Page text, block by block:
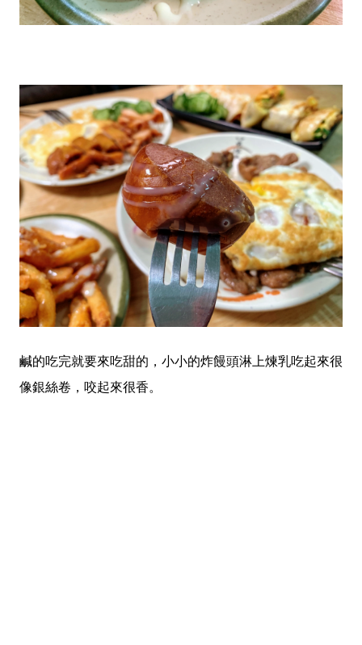
鹹的吃完就要來吃甜的，小小的炸饅頭淋上煉乳吃起來很
像銀絲卷，咬起來很香。